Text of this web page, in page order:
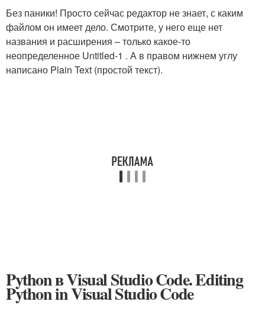
Без паники! Просто сейчас редактор не знает, с каким
файлом он имеет дело. Смотрите, у него еще нет
названия и расширения – только какое-то
неопределенное Untitled-1 . А в правом нижнем углу
написано Plain Text (простой текст).
Python в Visual Studio Code. Editing
Python in Visual Studio Code